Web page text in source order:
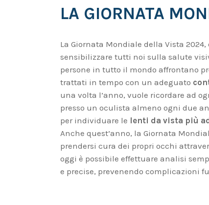
LA GIORNATA
La Giornata Mondiale della Vista
sensibilizzare tutti noi sulla salute
persone in tutto il mondo affrontano
trattati in tempo con un adeguato
una volta l’anno, vuole ricordare ad
presso un oculista almeno ogni due
per individuare le lenti da vista più
Anche quest’anno, la Giornata
prendersi cura dei propri occhi
oggi è possibile effettuare analisi
e precise, prevenendo complicazioni